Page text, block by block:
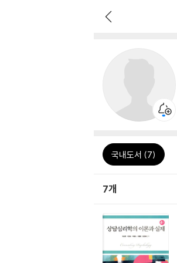
국내도서 (7)
7개